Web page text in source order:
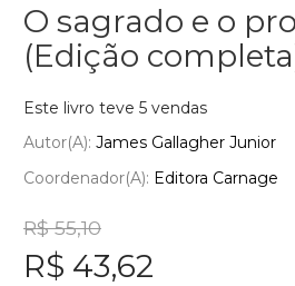
O sagrado e o
(Edição
Este livro teve 5 vendas
Autor(a): James Gallagher Junior
Coordenador(a): Editora Carnage
R$ 55,10
R$ 43,62